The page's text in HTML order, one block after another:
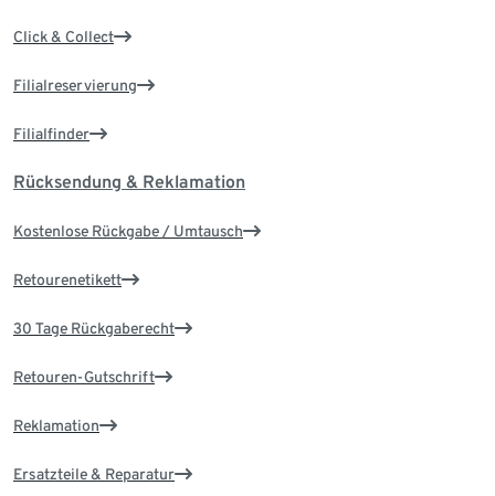
Click & Collect
Filialreservierung
Filialfinder
Rücksendung & Reklamation
Kostenlose Rückgabe / Umtausch
Retourenetikett
30 Tage Rückgaberecht
Retouren-Gutschrift
Reklamation
Ersatzteile & Reparatur